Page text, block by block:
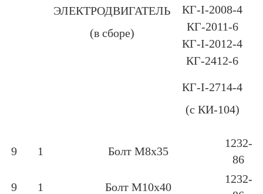
ЭЛЕКТРОДВИГАТЕЛЬ
(в сборе)
КГ-І-2008-4
КГ-2011-6
КГ-І-2012-4
КГ-2412-6
КГ-І-2714-4
(с КИ-104)
9 1 Болт М8х35
1232-
86
9 1 Болт М10х40
1232-